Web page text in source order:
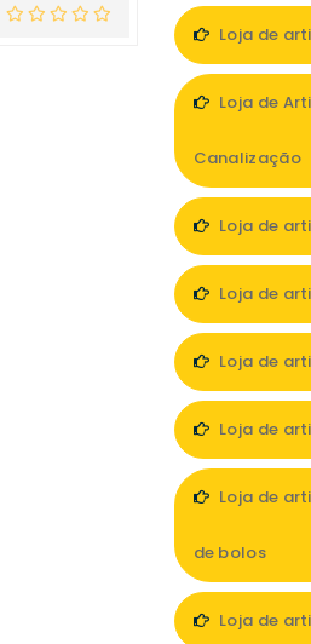
Loja de
Loja de
Canalização
Loja de
Loja de
Loja de
Loja de
Loja de
de bolos
Loja de